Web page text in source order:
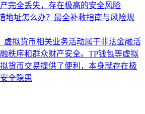
完全丢失，存在极高的安全风险
地址怎么办？最全补救指南与风险规
虚拟货币相关业务活动属于非法金融活
秩序和群众财产安全。TP钱包等虚拟
货币交易提供了便利，本身就存在极
全隐患